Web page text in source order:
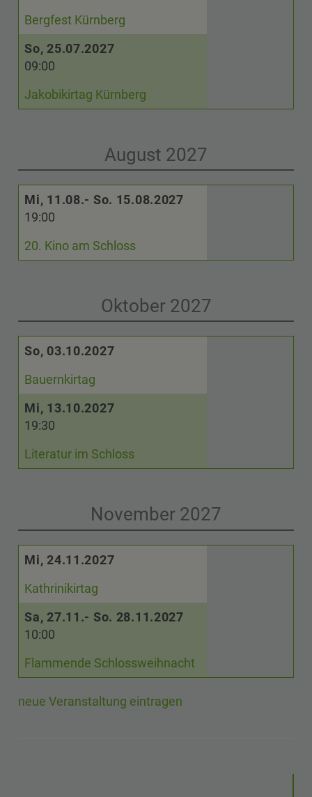
Bergfest Kürnberg
So, 25.07.2027
09:00
Jakobikirtag Kürnberg
August 2027
Mi, 11.08.- So. 15.08.2027
19:00
20. Kino am Schloss
Oktober 2027
So, 03.10.2027
Bauernkirtag
Mi, 13.10.2027
19:30
Literatur im Schloss
November 2027
Mi, 24.11.2027
Kathrinikirtag
Sa, 27.11.- So. 28.11.2027
10:00
Flammende Schlossweihnacht
neue Veranstaltung eintragen